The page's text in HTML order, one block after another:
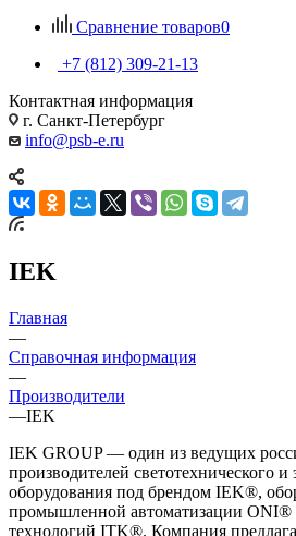
Сравнение товаров0
+7 (812) 309-21-13
Контактная информация
г. Санкт-Петербург
info@psb-e.ru
IEK
Главная
—
Справочная информация
—
Производители
—IEK
IEK GROUP — один из ведущих
производителей светотехнического и
оборудования под брендом IEK®,
промышленной автоматизации ONI®
технологий ITK®. Компания